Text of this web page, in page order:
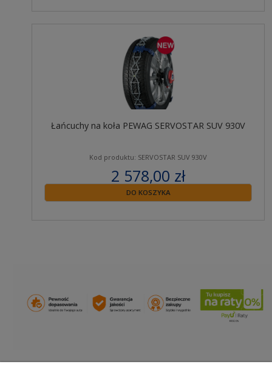
Łańcuchy na koła PEWAG SERVOSTAR SUV 930V
Kod produktu: SERVOSTAR SUV 930V
2 578,00 zł
zawiera 23% VAT
DO KOSZYKA